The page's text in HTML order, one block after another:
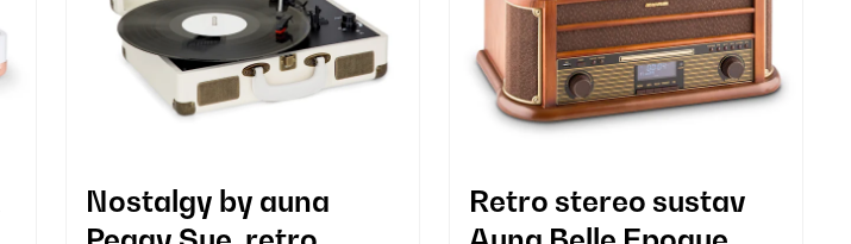
Nostalgy by auna
Retro stereo sustav